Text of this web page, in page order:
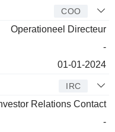
COO
Operationeel Directeur
-
01-01-2024
IRC
Relations Contact
-